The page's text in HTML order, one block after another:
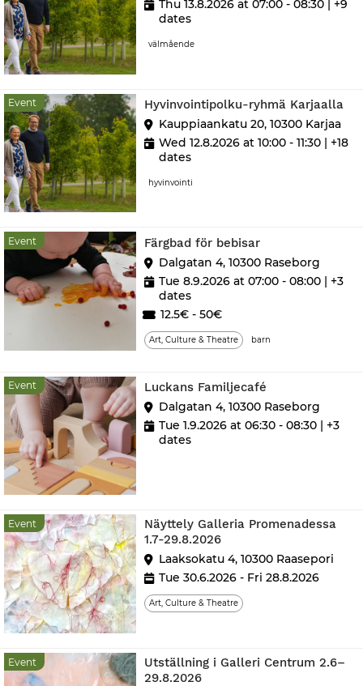
Thu 13.8.2026 at 07:00 - 08:30 | +9
dates
välmående
Event Hyvinvointipolku-ryhmä Karjaalla
Kauppiaankatu 20, 10300 Karjaa
Wed 12.8.2026 at 10:00 - 11:30 | +18
dates
hyvinvointi
Event Färgbad för bebisarEvent
Dalgatan 4, 10300 Raseborg
Tue 8.9.2026 at 07:00 - 08:00 | +3
dates
12.5€ - 50€
Art, Culture & Theatre barn
Event Luckans Familjecafé
Dalgatan 4, 10300 Raseborg
Tue 1.9.2026 at 06:30 - 08:30 | +3
dates
Event
Näyttely Galleria Promenadessa
1.7-29.8.2026
Laaksokatu 4, 10300 Raasepori
Tue 30.6.2026 - Fri 28.8.2026
Art, Culture & Theatre
Event
Utställning i Galleri Centrum 2.6–
29.8.2026